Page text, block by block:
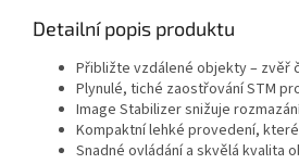
Detailní popis produktu
Přibližte vzdálené objekty – zvěř
Plynulé, tiché zaostřování STM
Image Stabilizer snižuje
Kompaktní lehké provedení,
Snadné ovládání a skvělá kvalita